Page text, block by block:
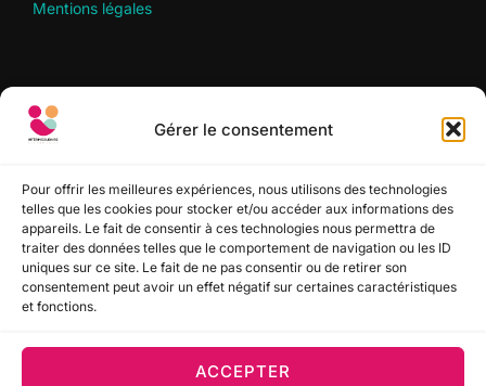
Gérer le consentement
Pour offrir les meilleures expériences, nous utilisons des technologies
telles que les cookies pour stocker et/ou accéder aux informations des
appareils. Le fait de consentir à ces technologies nous permettra de
traiter des données telles que le comportement de navigation ou les ID
uniques sur ce site. Le fait de ne pas consentir ou de retirer son
consentement peut avoir un effet négatif sur certaines caractéristiques
et fonctions.
ACCEPTER
Mentions légales
RECHERCHER
Recherche
SUIVEZ-NOUS